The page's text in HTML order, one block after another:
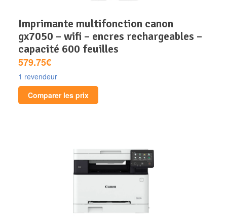
imprimante multifonction canon
gx7050 – wifi – encres rechargeables –
capacité 600 feuilles
579.75€
1 revendeur
Comparer les prix